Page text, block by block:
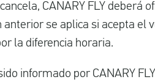
CANARY FLY deberá
anterior se aplica si acepta el
la diferencia horaria.
informado por CANARY